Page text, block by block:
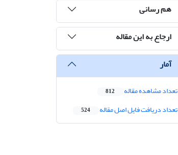
هم رسانی
ارجاع به این مقاله
آمار
تعداد مشاهده مقاله 812
تعداد دریافت فایل اصل مقاله 524